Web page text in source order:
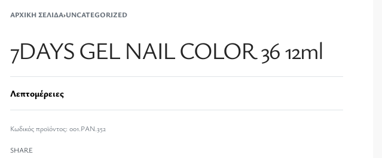
ΑΡΧΙΚΉ ΣΕΛΊΔΑ›UNCATEGORIZED
7DAYS GEL NAIL COLOR 36 12ml
Λεπτομέρειες
001.PAN.352
SHARE